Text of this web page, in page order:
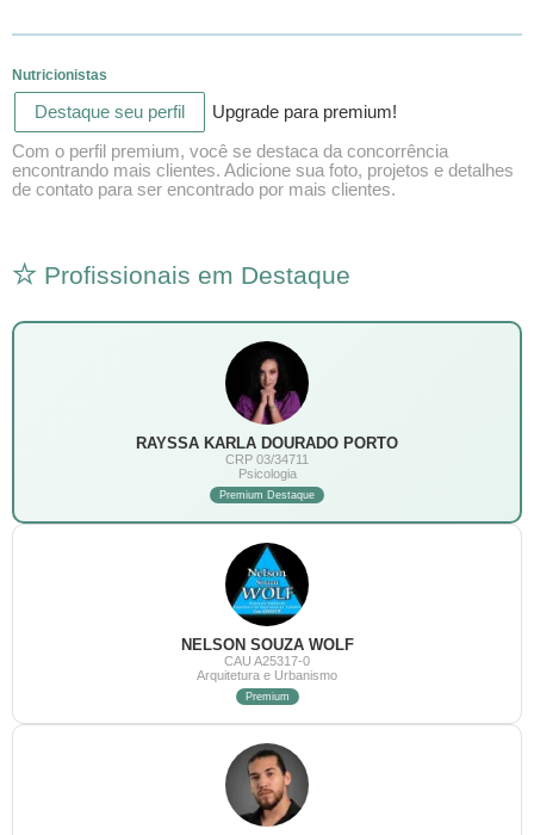
Nutricionistas
Destaque seu perfil Upgrade para premium!
Com o perfil premium, você se destaca da concorrência
encontrando mais clientes. Adicione sua foto, projetos e detalhes
de contato para ser encontrado por mais clientes.
Profissionais em Destaque
RAYSSA KARLA DOURADO PORTO
CRP 03/34711
Psicologia
Premium Destaque
NELSON SOUZA WOLF
CAU A25317-0
Arquitetura e Urbanismo
Premium